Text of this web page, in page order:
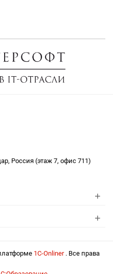
Россия (этаж 7, офис 711)
+
+
1С-Onliner . Все права